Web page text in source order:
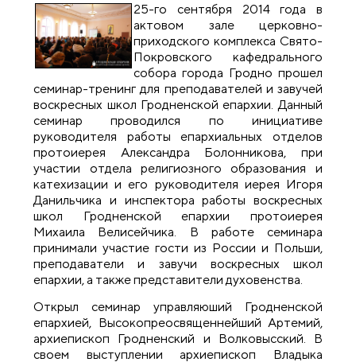
25-го сентября 2014 года в
актовом зале церковно-
приходского комплекса Свято-
Покровского кафедрального
собора города Гродно прошел
семинар-тренинг для преподавателей и завучей
воскресных школ Гродненской епархии. Данный
семинар проводился по инициативе
руководителя работы епархиальных отделов
протоиерея Александра Болонникова, при
участии отдела религиозного образования и
катехизации и его руководителя иерея Игоря
Данильчика и инспектора работы воскресных
школ Гродненской епархии протоиерея
Михаила Велисейчика. В работе семинара
принимали участие гости из России и Польши,
преподаватели и завучи воскресных школ
епархии, а также представители духовенства.
Открыл семинар управляюший Гродненской
епархией, Высокопреосвященнейший Артемий,
архиепископ Гродненский и Волковысский. В
своем выступлении архиепископ Владыка